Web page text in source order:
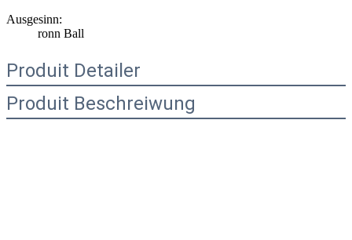
Ausgesinn:
ronn Ball
Produit Detailer
Produit Beschreiwung